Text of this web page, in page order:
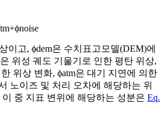
tm+ϕnoise
이고, ϕdem은 수치표고모델(DEM)에
은 위성 궤도 기울기로 인한 평탄 위상,
위상 변화, ϕatm은 대기 지연에 의한
노이즈 및 처리 오차에 해당하는 위
중 지표 변위에 해당하는 성분은 Eq.